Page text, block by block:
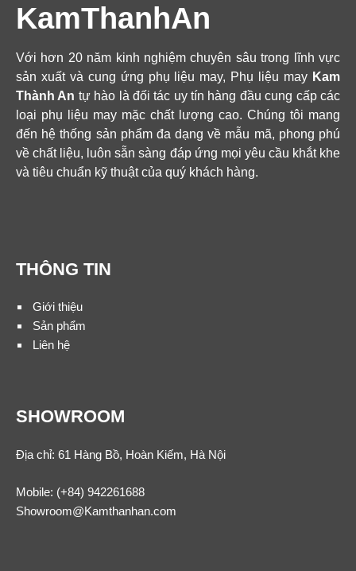
KamThanhAn
Với hơn 20 năm kinh nghiệm chuyên sâu trong lĩnh vực
sản xuất và cung ứng phụ liệu may, Phụ liệu may Kam
Thành An tự hào là đối tác uy tín hàng đầu cung cấp các
loại phụ liệu may mặc chất lượng cao. Chúng tôi mang
đến hệ thống sản phẩm đa dạng về mẫu mã, phong phú
về chất liệu, luôn sẵn sàng đáp ứng mọi yêu cầu khắt khe
và tiêu chuẩn kỹ thuật của quý khách hàng.
THÔNG TIN
Giới thiệu
Sản phẩm
Liên hệ
SHOWROOM
Địa chỉ: 61 Hàng Bồ, Hoàn Kiếm, Hà Nội
Mobile: (+84) 942261688
Showroom@Kamthanhan.com